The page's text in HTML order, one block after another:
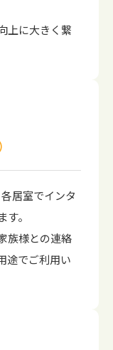
上に大きく繋
居室でインタ
。
族様との連絡
途でご利用い